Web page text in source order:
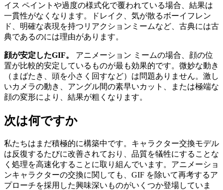
イス ペイントや過度の様式化で覆われている場合、結果は
一貫性がなくなります。ドレイク、気が散るボーイフレン
ド、明確な表現を持つリアクションミームなど、古典には古
典であるのには理由があります。
顔が安定したGIF。
アニメーション ミームの場合、顔の位
置が比較的安定しているものが最も効果的です。微妙な動き
（まばたき、頭を小さく回すなど）は問題ありません。激し
いカメラの動き、アングル間の素早いカット、または極端な
顔の変形により、結果が粗くなります。
次は何ですか
私たちはまだ積極的に構築中です。キャラクター交換モデル
は反復するたびに改善されており、品質を犠牲にすることな
く処理を高速化することに取り組んでいます。アニメーショ
ンキャラクターの交換に関しても、GIF を除いて再考するア
プローチを採用した興味深いものがいくつか登場していま